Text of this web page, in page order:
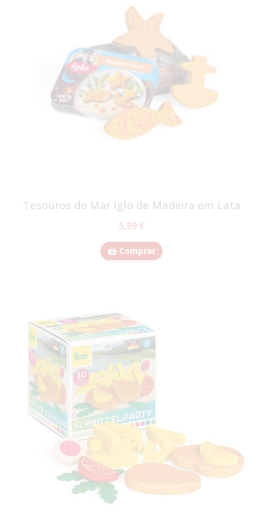
Tesouros do Mar Iglo de Madeira em Lata
5,99 €
Comprar